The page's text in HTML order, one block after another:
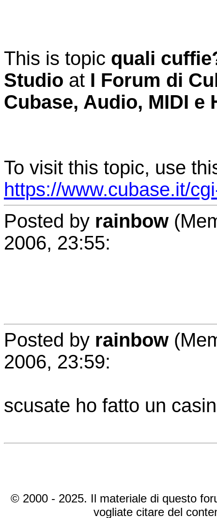
This is topic quali
Studio at I Forum di
Cubase, Audio, MIDI e
To visit this topic, use
https://www.cubase.it/
Posted by rainbow
2006, 23:55:
Posted by rainbow
2006, 23:59:
scusate ho fatto un
© 2000 - 2025. Il materiale di questo
vogliate citare del